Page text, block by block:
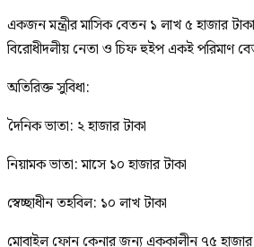
একজন মন্ত্রীর মাসিক বেতন ১ লাখ ৫ হাজার
বিরোধীদলীয় নেতা ও চিফ হুইপ একই পরিমাণ
অতিরিক্ত সুবিধা:
দৈনিক ভাতা: ২ হাজার টাকা
নিয়ামক ভাতা: মাসে ১০ হাজার টাকা
স্বেচ্ছাধীন তহবিল: ১০ লাখ টাকা
মোবাইল ফোন কেনার জন্য এককালীন ৭৫ হাজার